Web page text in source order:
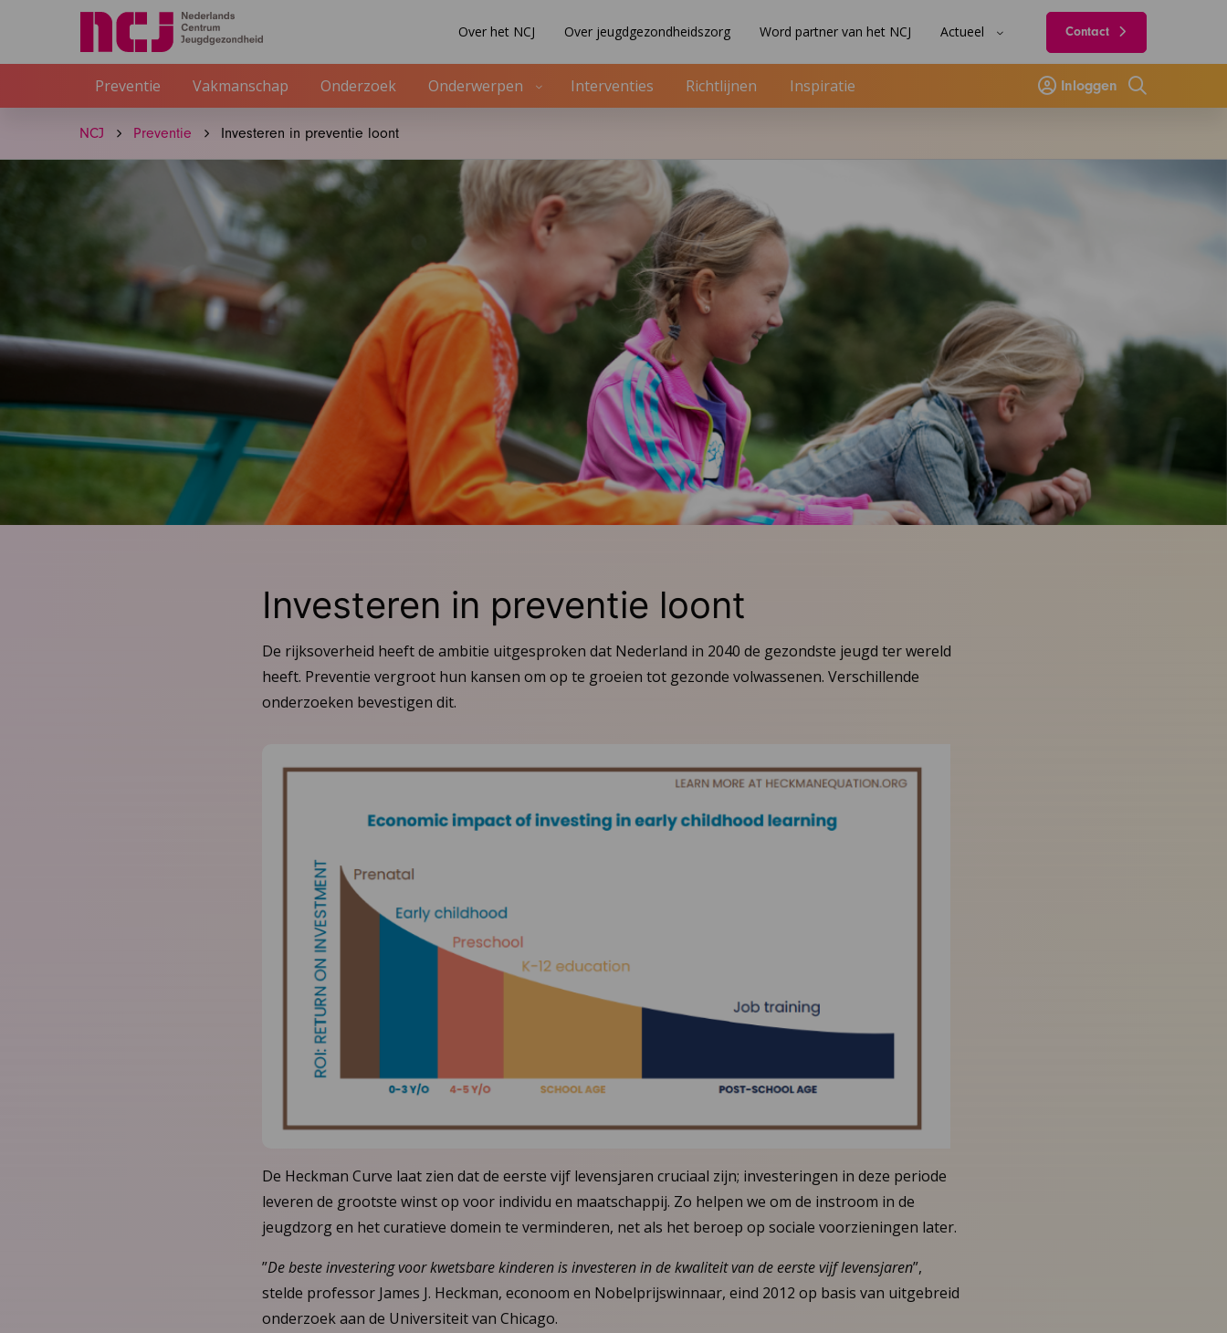
Over het NCJ Over jeugdgezondheidszorg Word partner van het NCJ Actueel Contact
Preventie Vakmanschap Onderzoek Onderwerpen Interventies Richtlijnen Inspiratie Inloggen
Zoeken
NCJ Preventie Investeren in preventie loont
Investeren in preventie loont
De rijksoverheid heeft de ambitie uitgesproken dat Nederland in 2040 de gezondste jeugd ter wereld
heeft. Preventie vergroot hun kansen om op te groeien tot gezonde volwassenen. Verschillende
onderzoeken bevestigen dit.
De Heckman Curve laat zien dat de eerste vijf levensjaren cruciaal zijn; investeringen in deze periode
leveren de grootste winst op voor individu en maatschappij. Zo helpen we om de instroom in de
jeugdzorg en het curatieve domein te verminderen, net als het beroep op sociale voorzieningen later.
”De beste investering voor kwetsbare kinderen is investeren in de kwaliteit van de eerste vijf levensjaren”,
stelde professor James J. Heckman, econoom en Nobelprijswinnaar, eind 2012 op basis van uitgebreid
onderzoek aan de Universiteit van Chicago.